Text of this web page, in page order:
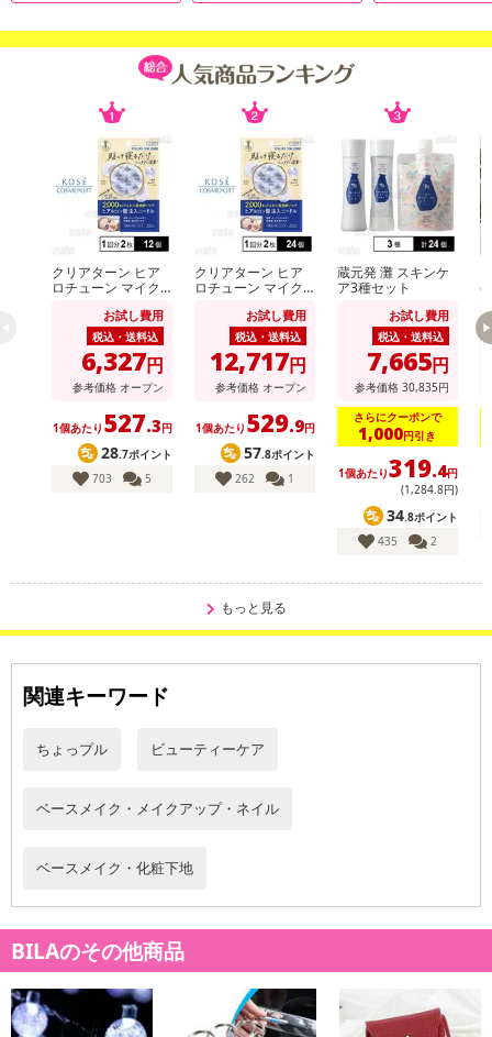
クリアターン ヒア
ロチューン マイク
分(2枚入)お試し費用
税込・送料込
6,327円
参考価格 オープン
1個あたり 527.3円
28.7ポイント
703
5
クリアターン ヒア
ロチューン マイク
分(2枚入)お試し費用
税込・送料込
12,717円
参考価格 オープン
1個あたり 529.9円
57.8ポイント
262
1
蔵元発 灘 スキンケ
ア3種セット
お試し費用
税込・送料込
7,665円
参考価格 30,835円
さらにクーポンで
1,000円引き
1個あたり319.4円
(1,284.8円)
34.8ポイント
435
2
もっと見る
関連キーワード
ちょっプル ビューティーケア
ベースメイク・メイクアップ・ネイル
ベースメイク・化粧下地
BILAのその他商品